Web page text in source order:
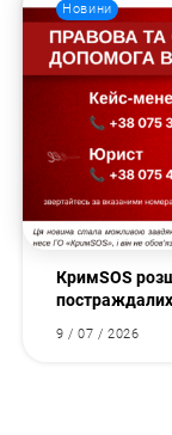
Новини
КримSOS
9 / 07 / 2026